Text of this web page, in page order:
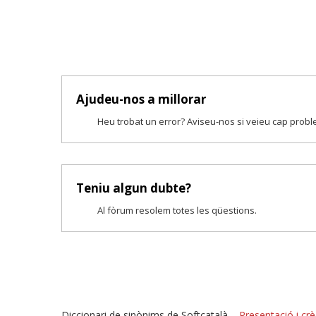
Ajudeu-nos a millorar
Heu trobat un error? Aviseu-nos si veieu cap
Teniu algun dubte?
Al fòrum resolem totes les qüestions.